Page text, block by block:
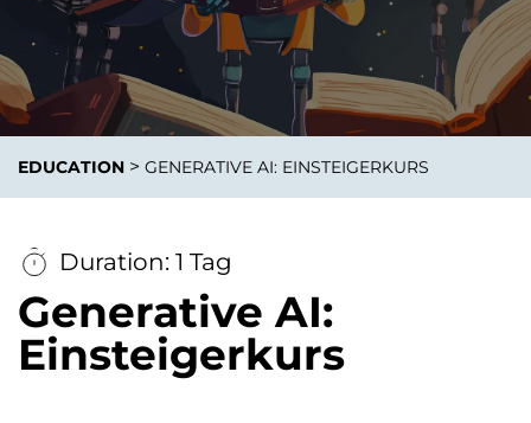
EDUCATION > GENERATIVE AI: EINSTEIGERKURS
Duration: 1 Tag
Generative AI:
Einsteigerkurs